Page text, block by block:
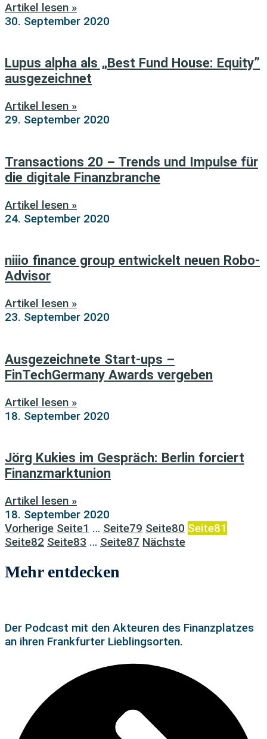
Artikel lesen »
30. September 2020
Lupus alpha als „Best Fund House: Equity”
ausgezeichnet
Artikel lesen »
29. September 2020
Transactions 20 – Trends und Impulse für
die digitale Finanzbranche
Artikel lesen »
24. September 2020
niiio finance group entwickelt neuen Robo-
Advisor
Artikel lesen »
23. September 2020
Ausgezeichnete Start-ups –
FinTechGermany Awards vergeben
Artikel lesen »
18. September 2020
Jörg Kukies im Gespräch: Berlin forciert
Finanzmarktunion
Artikel lesen »
18. September 2020
Vorherige Seite1 … Seite79 Seite80 Seite81
Seite82 Seite83 … Seite87 Nächste
Mehr entdecken
Der Podcast mit den Akteuren des Finanzplatzes
an ihren Frankfurter Lieblingsorten.